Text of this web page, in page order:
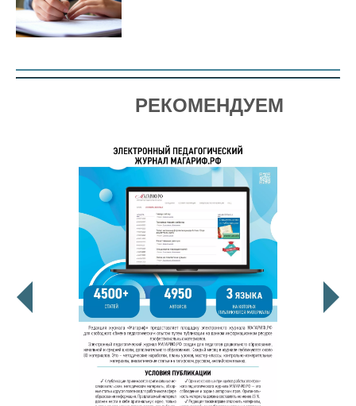
РЕКОМЕНДУЕМ